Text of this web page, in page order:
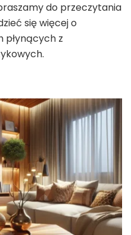
do przeczytania
się więcej o
płynących z